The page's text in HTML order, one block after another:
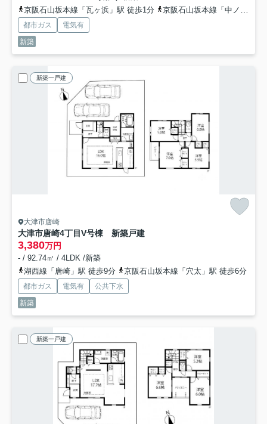
京阪石山坂本線「瓦ヶ浜」駅 徒歩1分
京阪石山坂本線「中ノ庄」駅 徒歩7分
都市ガス
電気有
新築
新築一戸建
大津市唐崎
大津市唐崎4丁目V号棟 新築戸建
3,380万円
- / 92.74㎡ / 4LDK /新築
湖西線「唐崎」駅 徒歩9分
京阪石山坂本線「穴太」駅 徒歩6分
都市ガス 電気有
公共下水
新築
新築一戸建